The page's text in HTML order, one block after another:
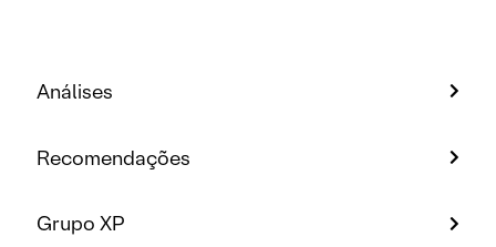
Análises
Recomendações
Grupo XP